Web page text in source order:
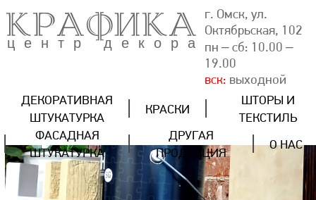
КРАФИКА
центр декора
г. Омск, ул.
Октябрьская, 102
пн – сб: 10.00 –
19.00
вск: выходной
ДЕКОРАТИВНАЯ
ШТУКАТУРКА
КРАСКИ
ШТОРЫ И
ТЕКСТИЛЬ
ФАСАДНАЯ
ШТУКАТУРКА
ДРУГАЯ
ПРОДУКЦИЯ
О НАС